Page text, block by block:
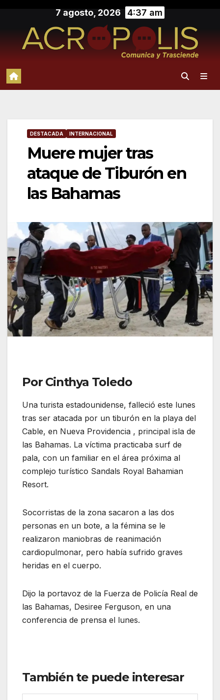
contenido
7 agosto, 2026 4:37 am
DESTACADA INTERNACIONAL
Muere mujer tras
ataque de Tiburón en
las Bahamas
Por Cinthya Toledo
Una turista estadounidense, falleció este lunes
tras ser atacada por un tiburón en la playa del
Cable, en Nueva Providencia , principal isla de
las Bahamas. La víctima practicaba surf de
pala, con un familiar en el área próxima al
complejo turístico Sandals Royal Bahamian
Resort.
Socorristas de la zona sacaron a las dos
personas en un bote, a la fémina se le
realizaron maniobras de reanimación
cardiopulmonar, pero había sufrido graves
heridas en el cuerpo.
Dijo la portavoz de la Fuerza de Policía Real de
las Bahamas, Desiree Ferguson, en una
conferencia de prensa el lunes.
También te puede interesar